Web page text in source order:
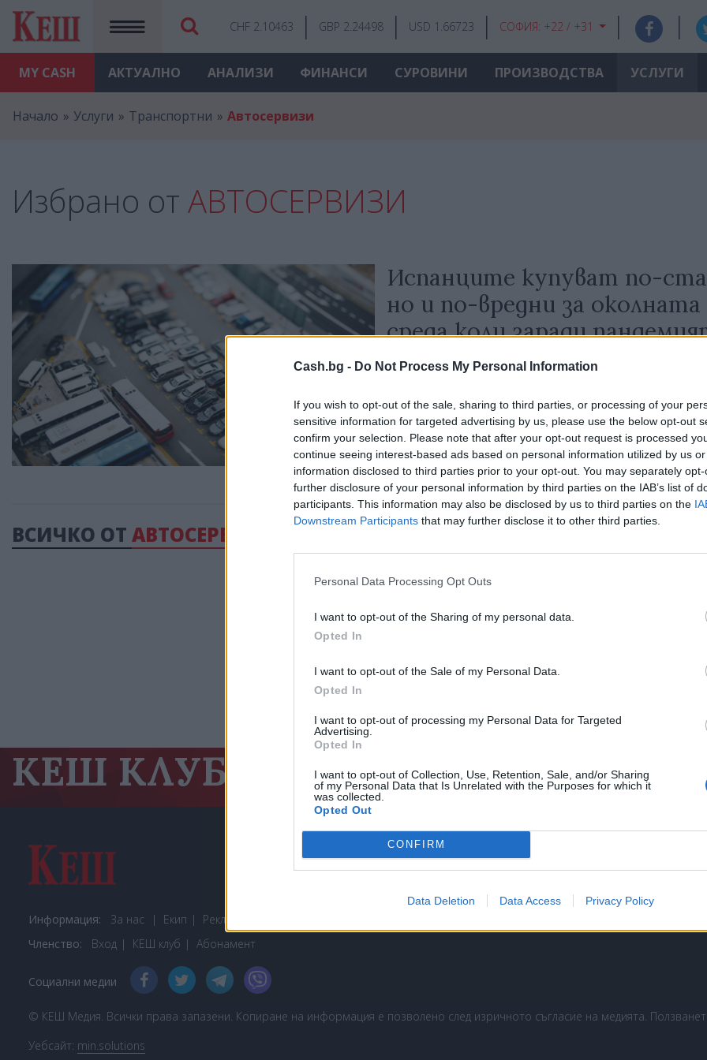
Cash.bg - Do Not Process My Personal Information
If you wish to opt-out of the sale, sharing to third parties, or processing of your
sensitive information for targeted advertising by us, please use the below opt-out
confirm your selection. Please note that after your opt-out request is processed
continue seeing interest-based ads based on personal information utilized by us
information disclosed to third parties prior to your opt-out. You may separately
further disclosure of your personal information by third parties on the IAB’s list of
participants. This information may also be disclosed by us to third parties on the
Downstream Participants that may further disclose it to other third parties.
Personal Data Processing Opt Outs
I want to opt-out of the Sharing of my personal data.
Opted In
I want to opt-out of the Sale of my Personal Data.
Opted In
I want to opt-out of processing my Personal Data for Targeted
Advertising.
Opted In
I want to opt-out of Collection, Use, Retention, Sale, and/or Sharing
of my Personal Data that Is Unrelated with the Purposes for which it
was collected.
Opted Out
CONFIRM
Data Deletion Data Access Privacy Policy
MY CASH
CHF 2.10463 GBP 2.24498 USD 1.66723 СОФИЯ: +22 / +31
АКТУАЛНО АНАЛИЗИ ФИНАНСИ СУРОВИНИ ПРОИЗВОДСТВА УСЛУГИ
Начало Услуги Транспортни Автосервизи
Избрано от АВТОСЕРВИЗИ
Испанците купуват по-
но и по-вредни за околната
среда коли заради
В Испания избягват да ползват градски транспорт,
крачка назад в опазването на околната среда.
05.09.2020 / 14:24
ВСИЧКО ОТ АВТОСЕРВИЗИ
КЕШ КЛУБ 300 3 000 30 000
Информация: За нас Екип Реклама
Членство:
Вход КЕШ клуб Абонамент
Социални медии
© КЕШ Медия. Всички права запазени. Копиране на информация е позволено след изричното съгласие на медията.
Уебсайт: min.solutions